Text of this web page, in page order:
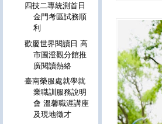
四技二專統測首日
金門考區試務順
利
歡慶世界閱讀日 高
市圖澄觀分館推
廣閱讀熱絡
臺南榮服處就學就
業職訓服務說明
會 溫馨職涯講座
及現地徵才